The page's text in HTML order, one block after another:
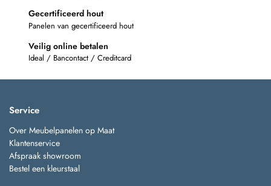
Gecertificeerd hout
Panelen van gecertificeerd hout
Veilig online betalen
Ideal / Bancontact / Creditcard
Service
Over Meubelpanelen op Maat
Klantenservice
Afspraak showroom
Bestel een kleurstaal